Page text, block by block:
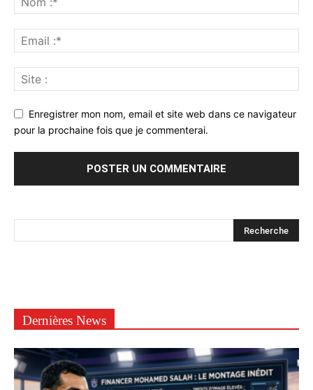
Enregistrer mon nom, email et site web dans ce navigateur
pour la prochaine fois que je commenterai.
Dernières News